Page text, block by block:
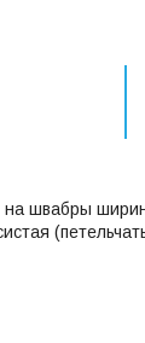
швабры